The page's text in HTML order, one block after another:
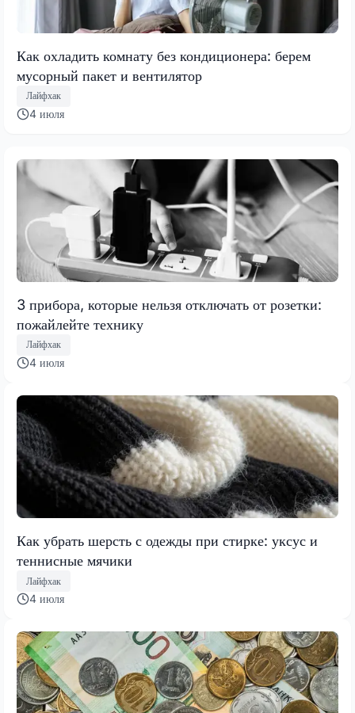
Как охладить комнату без кондиционера: берем
мусорный пакет и вентилятор
Лайфхак
4 июля
3 прибора, которые нельзя отключать от розетки:
пожайлейте технику
Лайфхак
4 июля
Как убрать шерсть с одежды при стирке: уксус и
теннисные мячики
Лайфхак
4 июля